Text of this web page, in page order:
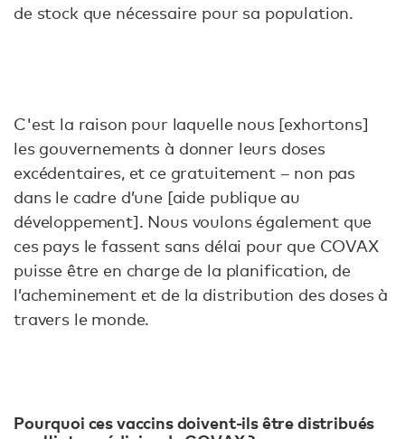
de stock que nécessaire pour sa population.
C'est la raison pour laquelle nous [exhortons]
les gouvernements à donner leurs doses
excédentaires, et ce gratuitement – non pas
dans le cadre d’une [aide publique au
développement]. Nous voulons également que
ces pays le fassent sans délai pour que COVAX
puisse être en charge de la planification, de
l’acheminement et de la distribution des doses à
travers le monde.
Pourquoi ces vaccins doivent-ils être distribués